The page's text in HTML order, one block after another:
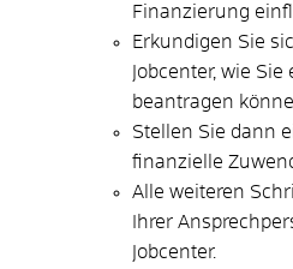
Finanzierung
Erkundigen Sie
Jobcenter, wie
beantragen
Stellen Sie dann
finanzielle
Alle weiteren
Ihrer
Jobcenter.